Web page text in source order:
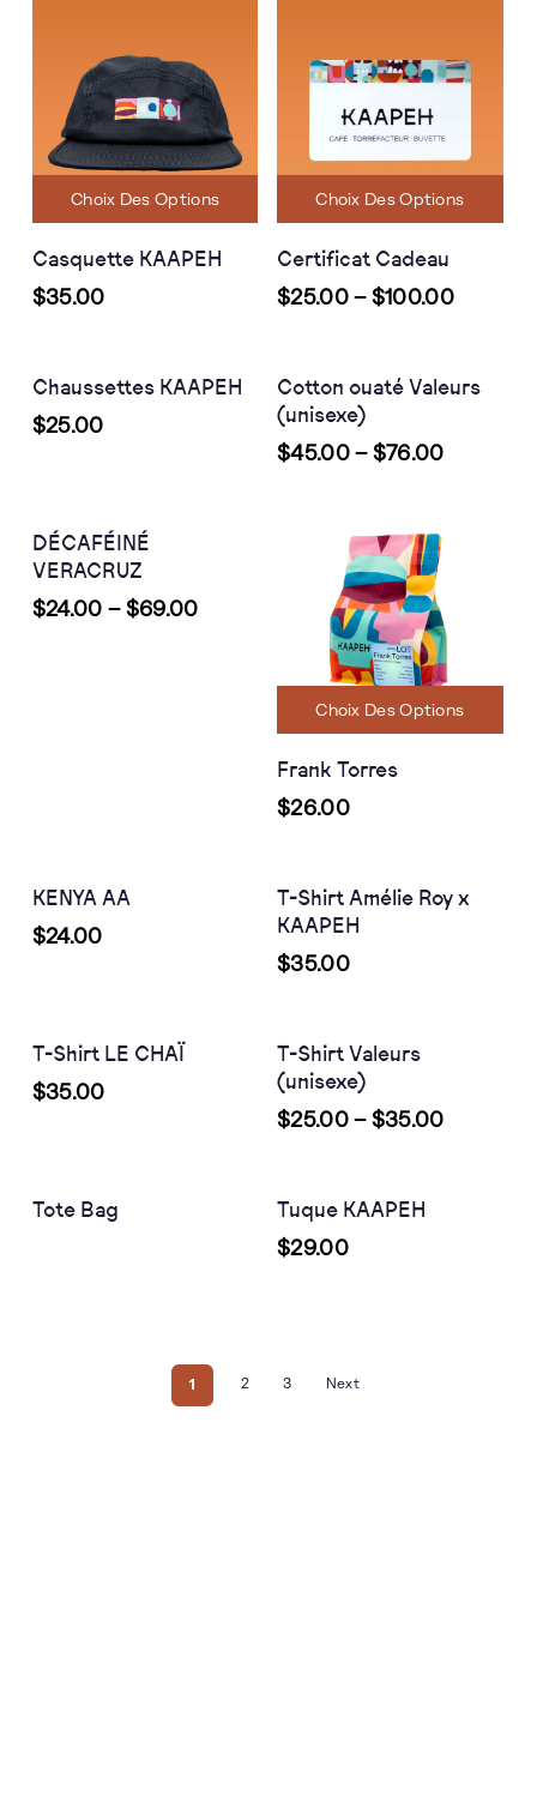
Choix Des Options
Casquette KAAPEH
$35.00
Choix Des Options
Certificat Cadeau
$25.00–$100.00
Chaussettes KAAPEH
$25.00
Cotton ouaté Valeurs
(unisexe)
$45.00–$76.00
DÉCAFÉINÉ
VERACRUZ
$24.00 –$69.00
Choix Des Options
Frank Torres
$26.00
KENYA AA
$24.00
T-Shirt Amélie Roy x
KAAPEH
$35.00
T-Shirt LE CHAÏ
$35.00
T-Shirt Valeurs
(unisexe)
$25.00–$35.00
Tote Bag Tuque KAAPEH
$29.00
1 2 3 Next